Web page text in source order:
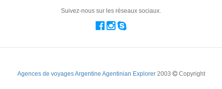
Suivez-nous sur les réseaux sociaux.
Agences de voyages Argentine Agentinian Explorer2003 Copyright